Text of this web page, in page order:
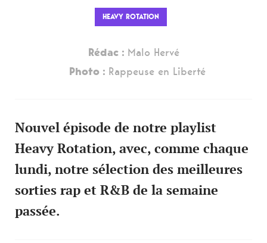
HEAVY ROTATION
Rédac : Malo Hervé
Photo : Rappeuse en Liberté
Nouvel épisode de notre playlist
Heavy Rotation, avec, comme chaque
lundi, notre sélection des meilleures
sorties rap et R&B de la semaine
passée.